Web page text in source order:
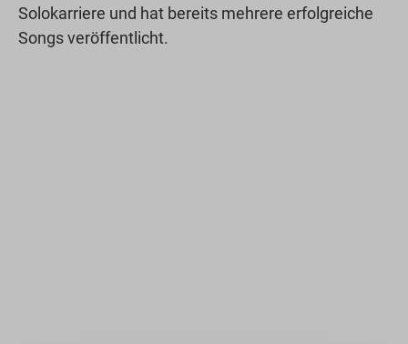
Solokarriere und hat bereits mehrere erfolgreiche
Songs veröffentlicht.